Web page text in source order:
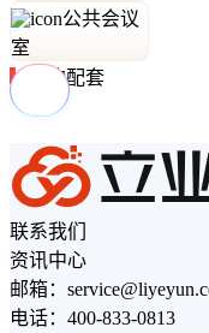
公共会议
室
周边配套
联系我们
资讯中心
邮箱：
电话：400-833-0813